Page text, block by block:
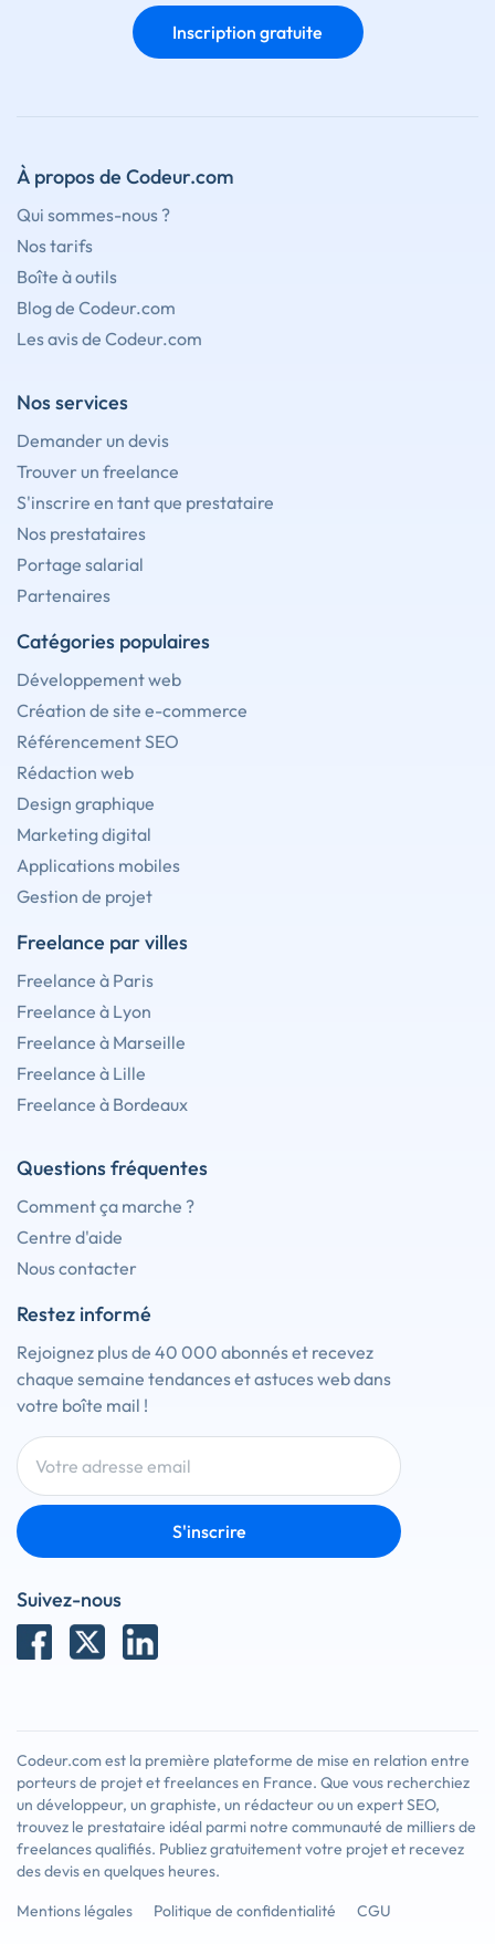
Inscription gratuite
À propos de Codeur.com
Qui sommes-nous ?
Nos tarifs
Boîte à outils
Blog de Codeur.com
Les avis de Codeur.com
Nos services
Demander un devis
Trouver un freelance
S'inscrire en tant que prestataire
Nos prestataires
Portage salarial
Partenaires
Catégories populaires
Développement web
Création de site e-commerce
Référencement SEO
Rédaction web
Design graphique
Marketing digital
Applications mobiles
Gestion de projet
Freelance par villes
Freelance à Paris
Freelance à Lyon
Freelance à Marseille
Freelance à Lille
Freelance à Bordeaux
Questions fréquentes
Comment ça marche ?
Centre d'aide
Nous contacter
Restez informé
Rejoignez plus de 40 000 abonnés et recevez
chaque semaine tendances et astuces web dans
votre boîte mail !
S'inscrire
Suivez-nous
Codeur.com est la première plateforme de mise en relation entre
porteurs de projet et freelances en France. Que vous recherchiez
un développeur, un graphiste, un rédacteur ou un expert SEO,
trouvez le prestataire idéal parmi notre communauté de milliers de
freelances qualifiés. Publiez gratuitement votre projet et recevez
des devis en quelques heures.
Mentions légales
Politique de confidentialité
CGU